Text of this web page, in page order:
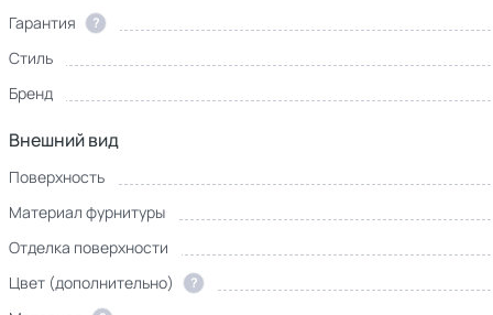
Гарантия ?
Стиль
Бренд
Внешний вид
Поверхность
Материал фурнитуры
Отделка поверхности
Цвет (дополнительно)
?